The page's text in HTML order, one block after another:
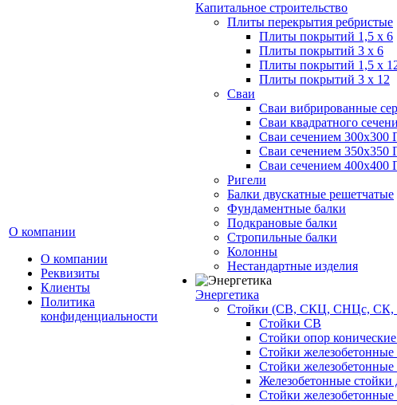
О компании
О компании
Реквизиты
Клиенты
Политика
конфиденциальности
Капитальное строительство
Плиты перекрытия ребристые
Плиты покрытий 1,5 x 6
Плиты покрытий 3 x 6
Плиты покрытий 1,5 x
Плиты покрытий 3 x 12
Сваи
Сваи вибрированные
Сваи квадратного
Сваи сечением 300х300
Сваи сечением 350х350
Сваи сечением 400х400
Ригели
Балки двускатные решетчатые
Фундаментные балки
Подкрановые балки
Стропильные балки
Колонны
Нестандартные изделия
Энергетика
Стойки (СВ, СКЦ, СНЦс,
Стойки СВ
Стойки опор
Стойки
Стойки
Железобетонные
Стойки